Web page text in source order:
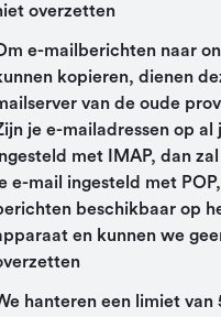
overzetten
e-mailberichten naar
kopieren, dienen
van de oude
je e-mailadressen op al
met IMAP, dan
e-mail ingesteld met
beschikbaar op
en kunnen we
hanteren een limiet van